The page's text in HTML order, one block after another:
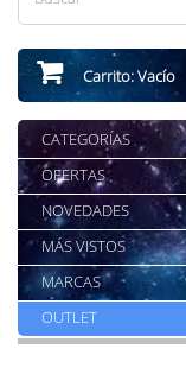
Carrito:Vacío
CATEGORÍAS
OFERTAS
NOVEDADES
MÁS VISTOS
MARCAS
OUTLET